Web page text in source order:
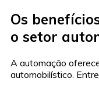
Os
o setor
A automação
automobilístico.